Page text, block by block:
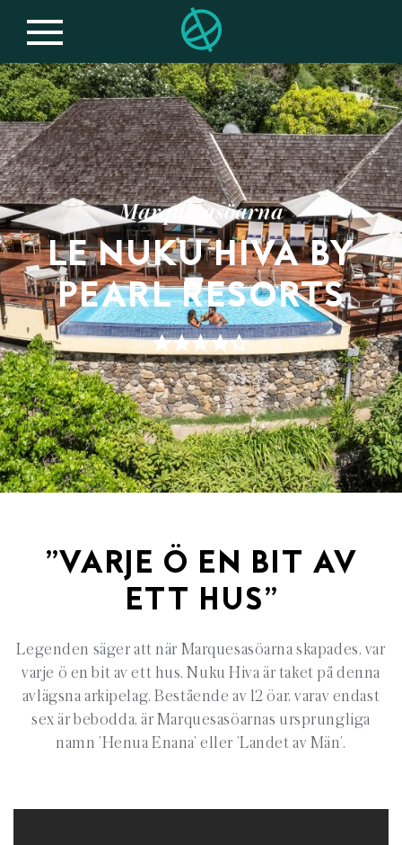
Marquesasöarna
LE NUKU HIVA BY
PEARL RESORTS
”VARJE Ö EN BIT AV
ETT HUS”
Legenden säger att när Marquesasöarna skapades, var
varje ö en bit av ett hus. Nuku Hiva är taket på denna
avlägsna arkipelag. Bestående av 12 öar, varav endast
sex är bebodda, är Marquesasöarnas ursprungliga
namn ’Henua Enana’ eller ’Landet av Män’.